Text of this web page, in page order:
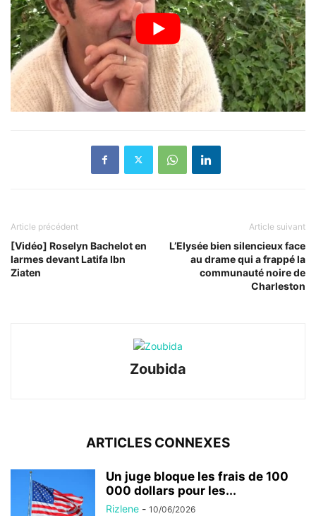
Article précédent
[Vidéo] Roselyn Bachelot en
larmes devant Latifa Ibn
Ziaten
Article suivant
L’Elysée bien silencieux face
au drame qui a frappé la
communauté noire de
Charleston
Zoubida
ARTICLES CONNEXES
Un juge bloque les frais de 100
000 dollars pour les...
Rizlene - 10/06/2026